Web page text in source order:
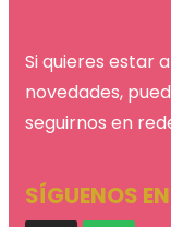
Si quieres estar
novedades,
seguirnos en
SÍGUENOS